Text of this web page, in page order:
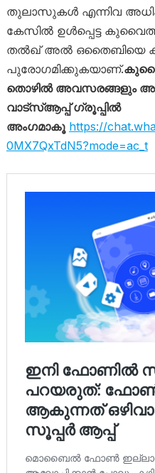
തുലാസുകൾ എന്നിവ
കേസിൽ ഉൾപ്പെട്ട
തൽഖ് അൽ ഒതൈബിയെ
പുരോഗമിക്കുകയാണ്.
തൊഴിൽ അവസരങ്ങളും
വാട്സ്ആപ്പ് ഗ്രൂപ്പിൽ
അംഗമാകൂ https://
0MX7QxTdN5?mode=ac_t